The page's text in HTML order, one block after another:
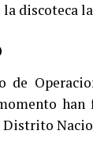
discoteca
Distrito